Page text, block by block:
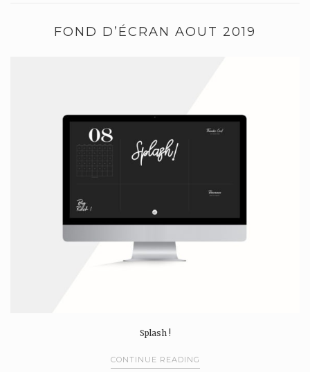
FOND D’ÉCRAN AOUT 2019
Splash !
CONTINUE READING